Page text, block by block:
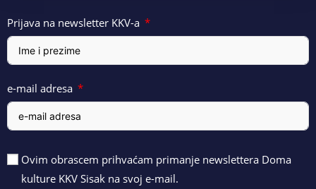
Prijava na newsletter KKV-a
e-mail adresa
Ovim obrascem prihvaćam primanje newslettera Doma
kulture KKV Sisak na svoj e-mail.